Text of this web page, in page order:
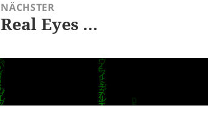
NÄCHSTER
Nächster
Real Eyes …